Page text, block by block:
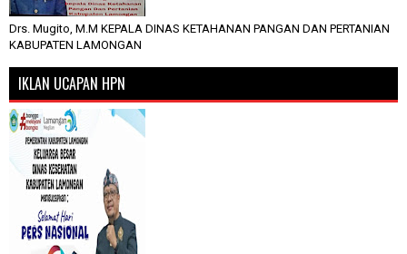
Drs. Mugito, M.M KEPALA DINAS KETAHANAN PANGAN DAN PERTANIAN
KABUPATEN LAMONGAN
IKLAN UCAPAN HPN